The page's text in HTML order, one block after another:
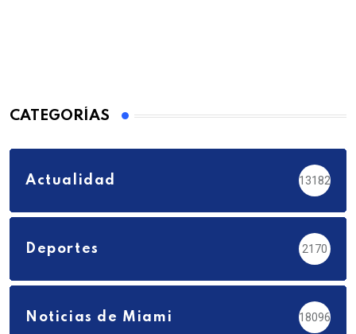
CATEGORÍAS
Actualidad 13182
Deportes 2170
Noticias de Miami 18096